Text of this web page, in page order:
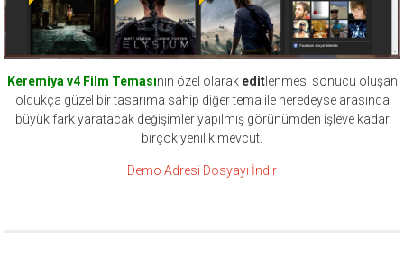
Keremiya v4 Film Temasının özel olarak editlenmesi sonucu oluşan
oldukça güzel bir tasarıma sahip diğer tema ile neredeyse arasında
büyük fark yaratacak değişimler yapılmış görünümden işleve kadar
birçok yenilik mevcut.
Demo Adresi Dosyayı İndir